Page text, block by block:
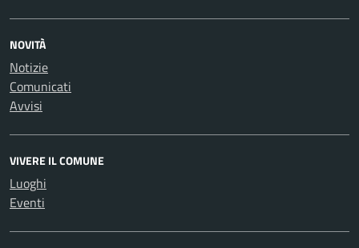
NOVITÀ
Notizie
Comunicati
Avvisi
VIVERE IL COMUNE
Luoghi
Eventi